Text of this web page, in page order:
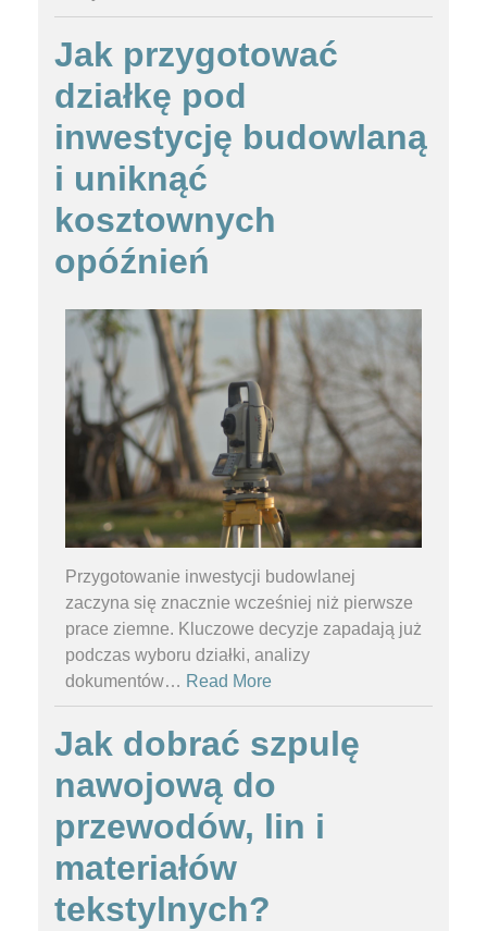
Jak przygotować
działkę pod
inwestycję budowlaną
i uniknąć
kosztownych
opóźnień
Przygotowanie inwestycji budowlanej
zaczyna się znacznie wcześniej niż pierwsze
prace ziemne. Kluczowe decyzje zapadają już
podczas wyboru działki, analizy
dokumentów… Read More
Jak dobrać szpulę
nawojową do
przewodów, lin i
materiałów
tekstylnych?